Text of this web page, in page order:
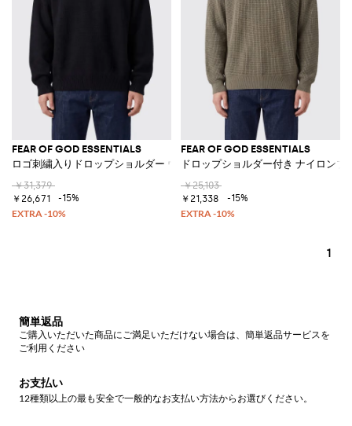
FEAR OF GOD ESSENTIALS
ロゴ刺繍入りドロップショルダー ウール混クルーネックセーター
￥31,379
￥26,671
-15%
FEAR OF GOD ESSENTIALS
ドロップショルダー付き ナイロン
￥25,103
￥21,338
-15%
1
簡単返品
ご購入いただいた商品にご満足いただけない場合は、簡単返品サービスを
ご利用ください
お支払い
12種類以上の最も安全で一般的なお支払い方法からお選びください。